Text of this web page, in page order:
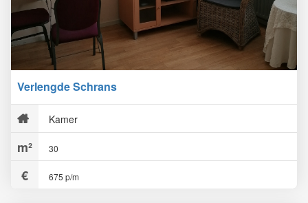
Verlengde Schrans
Kamer
30
675 p/m